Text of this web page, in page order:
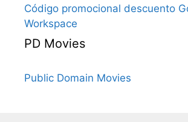
Código promocional descuento
Workspace
PD Movies
Public Domain Movies